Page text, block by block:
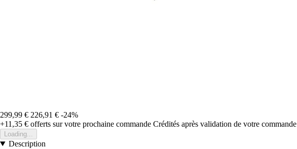
299,99 € 226,91 € -24%
+11,35 € offerts sur votre prochaine commande Crédités après validation de votre commande
Loading...
Description